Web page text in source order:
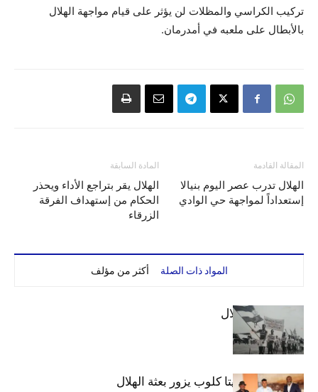
تركيب الكراسي والمظلات لن يؤثر على قيام مواجهة الهلال
بالأبطال على ملعبه في أمدرمان.
المادة السابقة
الهلال يقر بتراجع الأداء ويحذر
الحكام من إستهداف الفرقة
الزرقاء
المقالة القادمة
الهلال تدرب عصر اليوم بنيالا
إستعداداً لمواجهة حي الوادي
المواد ذات الصلة أكثر من مؤلف
الهلال والاستقلال
وفد رفيع من فيتا كلوب يزور بعثة الهلال